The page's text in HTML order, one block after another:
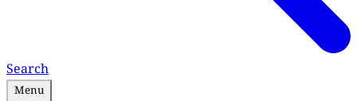
Search
Menu